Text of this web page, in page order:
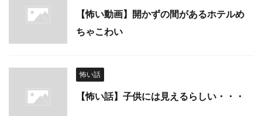
【怖い動画】開かずの間があるホテルめ
ちゃこわい
怖い話
【怖い話】子供には見えるらしい・・・